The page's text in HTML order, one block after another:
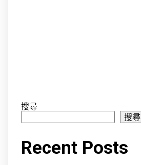
搜尋
搜尋
Recent Posts